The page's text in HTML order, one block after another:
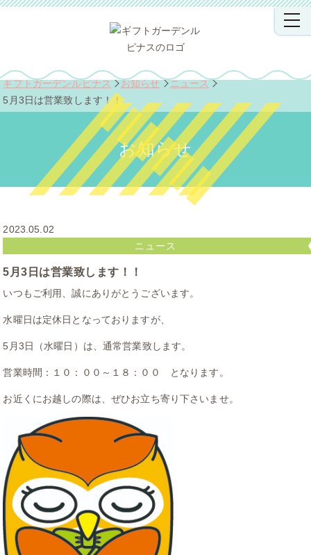
ギフトガーデンルピナス お知らせ
ニュース
5月3日は営業致します！！
お知らせ
2023.05.02
ニュース
5月3日は営業致します！！
いつもご利用、誠にありがとうございます。
水曜日は定休日となっておりますが、
5月3日（水曜日）は、通常営業致します。
営業時間：１０：００～１８：００ となります。
お近くにお越しの際は、ぜひお立ち寄り下さいませ。